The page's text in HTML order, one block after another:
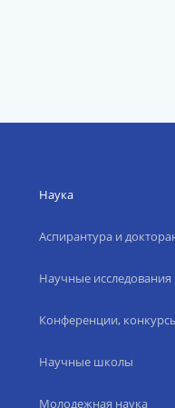
Наука
Аспирантура и
Научные исследования
Конференции,
Научные школы
Молодежная наука